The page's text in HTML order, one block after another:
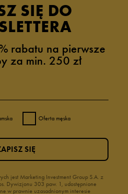
SIĘ DO
rabatu na pierwsze
za min. 250 zł
Oferta męska
jest Marketing Investment Group S.A. z
Dywizjonu 303 paw. 1, udostępnione
w prawnie uzasadnionym interesie
SIĘ